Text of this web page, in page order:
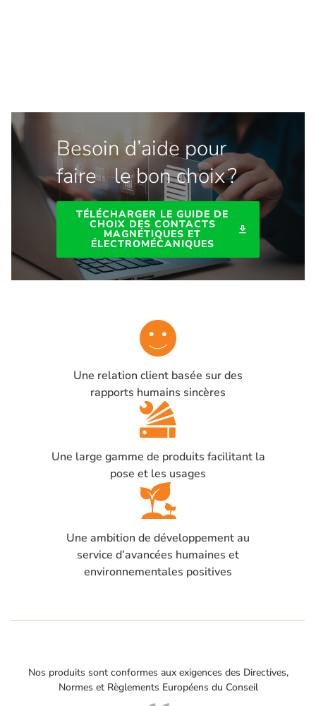
Besoin d’aide pour
faire le bon choix ?
TÉLÉCHARGER LE GUIDE DE
CHOIX DES CONTACTS
MAGNÉTIQUES ET
ÉLECTROMÉCANIQUES
download
Une relation client basée sur des
rapports humains sincères
Une large gamme de produits facilitant la
pose et les usages
Une ambition de développement au
service d’avancées humaines et
environnementales positives
Nos produits sont conformes aux exigences des Directives,
Normes et Règlements Européens du Conseil